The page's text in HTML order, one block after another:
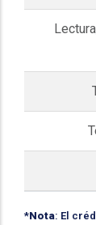
*Nota: El